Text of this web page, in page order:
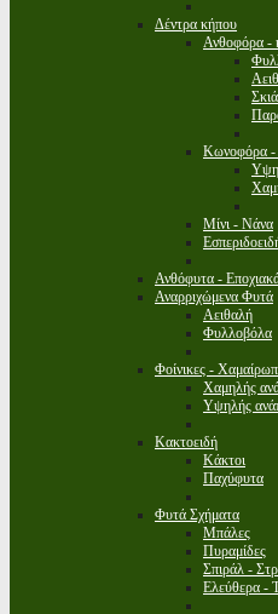
Δέντρα κήπου
Ανθοφόρα -
Κωνοφόρα -
Μίνι - Νάνα
Ανθόφυτα -
Αναρριχώμενα Φυτά
Αειθαλή
Φυλλοβόλα
Φοίνικες -
Χαμηλής
Υψηλής
Κακτοειδή
Κάκτοι
Παχύφυτα
Φυτά Σχήματα
Μπάλες
Πυραμίδες
Σπιράλ -
Ελεύθερα -